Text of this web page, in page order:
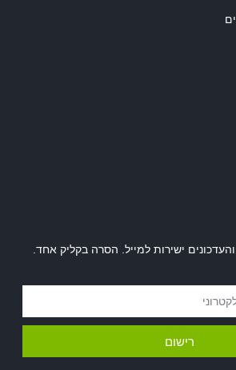
ישירות למייל. הסרה בקליק אחד.
רישום